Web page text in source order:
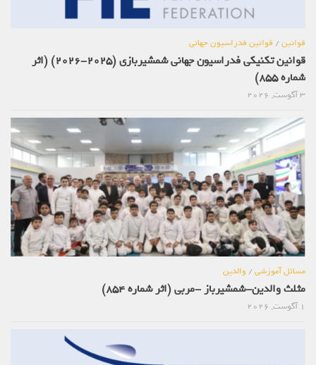
قوانین/قوانین فدراسیون جهانی
قوانین تکنیکی فدراسیون جهانی شمشیربازی (2025-2026) (اثر
شماره 855)
مسائل آموزشی/والدین
مثلث والدین-شمشیرباز -مربی (اثر شماره 854)